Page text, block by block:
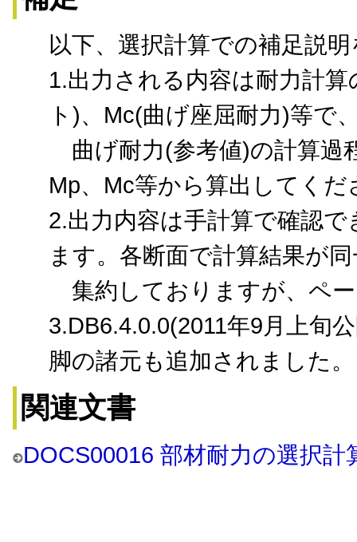
以下、選択計算での補足説
1.出力される内容は耐力計
ト)、Mc(曲げ座屈耐力)等で
曲げ耐力(参考値)の計算過
Mp、Mc等から算出してくだ
2.出力内容は手計算で確認
ます。各断面で計算結果が
集約しておりますが、ペ
3.DB6.4.0.0(2011年9月上旬
脚の諸元も追加されました。
関連文書
DOCS00016 部材耐力の選択計